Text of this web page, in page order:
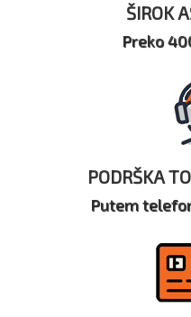
ŠIROK
Preko
PODRŠKA
Putem